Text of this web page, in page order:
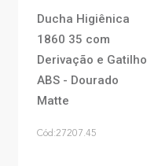
Ducha Higiênica
1860 35 com
Derivação e Gatilho
ABS - Dourado
Matte
Cód:27207.45